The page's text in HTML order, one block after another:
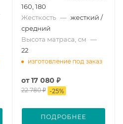
160, 180
Жесткость — жесткий /
средний
Высота матраса, см —
22
изготовление под заказ
от17 080 ₽
22 780 ₽ -25%
ПОДРОБНЕЕ